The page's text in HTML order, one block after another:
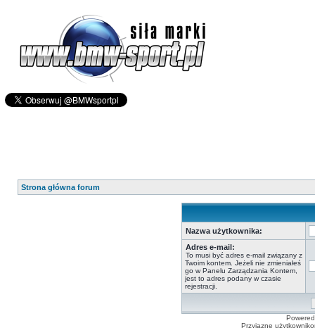
Strona główna forum
Nazwa użytkownika:
Adres e-mail:
To musi być adres e-mail związany z
Twoim kontem. Jeżeli nie zmieniałeś
go w Panelu Zarządzania Kontem,
jest to adres podany w czasie
rejestracji.
Przyjazne